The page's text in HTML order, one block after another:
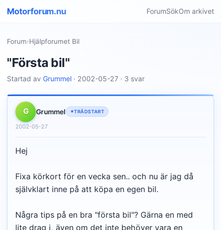
Motorforum.nu ForumSökOm arkivet
Forum›Hjälpforumet Bil
"Första bil"
Startad av Grummel · 2002-05-27 · 3 svar
G Grummel TRÅDSTART
2002-05-27
Hej
Fixa körkort för en vecka sen.. och nu är jag då
självklart inne på att köpa en egen bil.
Några tips på en bra "första bil"? Gärna en med
lite drag i, även om det inte behöver vara en